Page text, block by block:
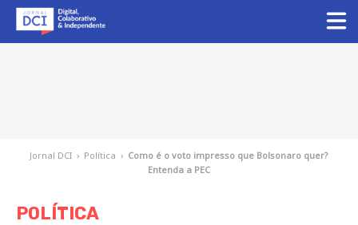
Jornal DCI › Política › Como é o voto impresso que Bolsonaro quer?
Entenda a PEC
POLÍTICA